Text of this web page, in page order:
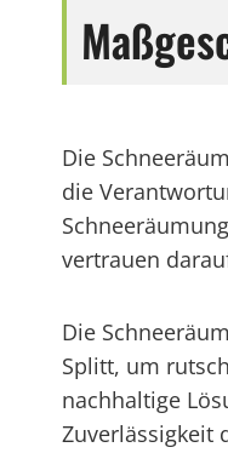
Die
die
vertrauen
Die
Splitt, um
nachhaltige
Zuverlässigkeit